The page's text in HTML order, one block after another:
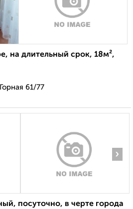
на длительный срок, 18м²,
61/77
›
посуточно, в черте города